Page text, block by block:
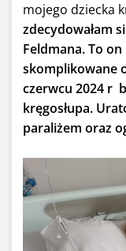
mojego dziecka
zdecydowałam
Feldmana. To
skomplikowane
czerwcu 2024 r
kręgosłupa.
paraliżem oraz